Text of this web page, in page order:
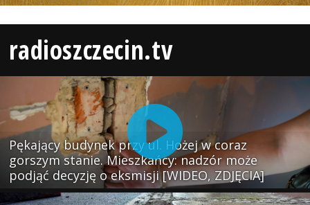
radioszczecin.tv
Pękający budynek przy ul. Hożej w coraz
gorszym stanie. Mieszkańcy: nadzór może
podjąć decyzję o eksmisji [WIDEO, ZDJĘCIA]